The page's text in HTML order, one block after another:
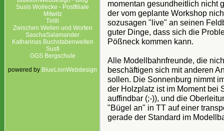
Susis Wollecke - Postfiliale
Mitwitz
Tirilli
Zwischen Wellen und Worten
SaschaSalamander
Katharinas Buchstabenwelten
Susfi
GGS Bergschule
powered by BlueLionWebdesign
momentan gesundheitlich nicht
der vom geplante Workshop
sozusagen "live" an seinen
guter Dinge, dass sich die
Pößneck kommen kann.
Alle Modellbahnfreunde, die
beschäftigen sich mit anderen
sollen. Die Sonnenburg nimmt
der Holzplatz ist im Moment bei
auffindbar (;-)), und die
"Bügel an" in TT auf einer
gerade der Standard im